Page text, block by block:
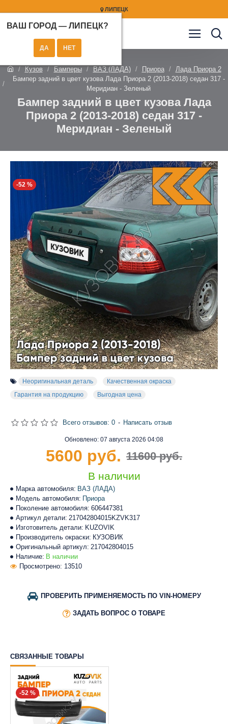
ЛИПЕЦК
ВАШ ГОРОД — ЛИПЕЦК?
Кузов Бамперы ВАЗ (ЛАДА) Приора
Лада Приора 2
Бампер задний в цвет кузова Лада Приора 2 (2013-2018) седан 317 -
Меридиан - Зеленый
Бампер задний в цвет кузова Лада
Приора 2 (2013-2018) седан 317 -
Меридиан - Зеленый
-52 %
Неоригинальная деталь
Качественная окраска
Гарантия на продукцию
Выгодная цена
Наличие: В наличии
Марка автомобиля: ВАЗ (ЛАДА)
Модель автомобиля: Приора
Поколение автомобиля: 606447381
Артикул детали: 217042804015KZVK317
Изготовитель детали: KUZOVIK
Производитель окраски: КУЗОВИК
Оригинальный артикул: 217042804015
Просмотрено: 13510
Обновлено: 07 августа 2026 04:08
В наличии
Всего отзывов: 0 - Написать отзыв
11600 руб.
5600 руб.
ПРОВЕРИТЬ ПРИМЕНЯЕМОСТЬ ПО VIN-НОМЕРУ
ЗАДАТЬ ВОПРОС О ТОВАРЕ
СВЯЗАННЫЕ ТОВАРЫ
-52 %